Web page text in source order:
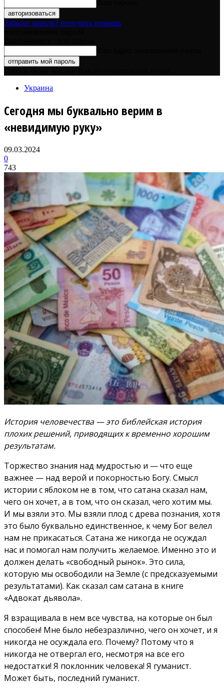
Забыли пароль? получить помощь
Украина
Сегодня мы буквально верим в
«невидимую руку»
09.03.2024
0
743
История человечества — это библейская история
плохих решений, приводящих к временно хорошим
результатам.
Торжество знания над мудростью и — что еще
важнее — над верой и покорностью Богу. Смысл
истории с яблоком не в том, что сатана сказал нам,
чего он хочет, а в том, что он сказал, чего хотим мы.
И мы взяли это. Мы взяли плод с древа познания, хотя
это было буквально единственное, к чему Бог велел
нам не прикасаться. Сатана же никогда не осуждал
нас и помогал нам получить желаемое. Именно это и
должен делать «свободный рынок». Это сила,
которую мы освободили на Земле (с предсказуемыми
результатами). Как сказал сам сатана в книге
«Адвокат дьявола».
Я взращивала в нем все чувства, на которые он был
способен! Мне было небезразлично, чего он хочет, и я
никогда не осуждала его. Почему? Потому что я
никогда не отвергал его, несмотря на все его
недостатки! Я поклонник человека! Я гуманист.
Может быть, последний гуманист.